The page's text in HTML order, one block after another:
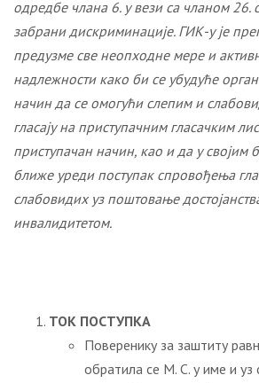
одредбе члана 6. у вези са чланом 26.
забрани дискриминације. ГИК-у је
предузме све неопходне мере и
надлежности како би се убудуће
начин да се омогући слепим и
гласају на приступачним гласачким
приступачан начин, као и да у својим
ближе уреди поступак спровођења
слабовидих уз поштовање
инвалидитетом.
ТОК ПОСТУПКА
Поверенику за заштиту
обратила се М. С. у име и уз